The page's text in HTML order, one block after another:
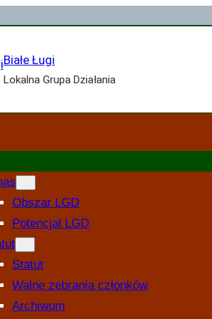
Białe Ługi
Lokalna Grupa Działania
Obszar LGD
Potencjał LGD
Statut
Walne zebrania członków
Archiwum